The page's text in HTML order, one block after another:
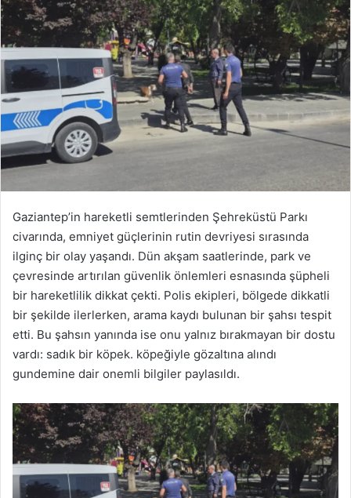
Gaziantep’in hareketli semtlerinden Şehreküstü Parkı
civarında, emniyet güçlerinin rutin devriyesi sırasında
ilginç bir olay yaşandı. Dün akşam saatlerinde, park ve
çevresinde artırılan güvenlik önlemleri esnasında şüpheli
bir hareketlilik dikkat çekti. Polis ekipleri, bölgede dikkatli
bir şekilde ilerlerken, arama kaydı bulunan bir şahsı tespit
etti. Bu şahsın yanında ise onu yalnız bırakmayan bir dostu
vardı: sadık bir köpek. köpeğiyle gözaltına alındı
gundemine dair onemli bilgiler paylasıldı.